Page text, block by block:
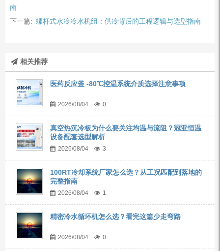
南
下一篇: 螺杆式水冷冷水机组：供冷背后的工程逻辑与选型指南
相关推荐
医药反应釜 -80℃控温系统介质选择注意事项
2026/08/04 0
真空热沉冷板为什么要关注均温与流阻？冠亚恒温
设备配套选型解析
2026/08/04 3
100RT冷却系统厂家怎么选？从工况匹配到落地的
完整指南
2026/08/04 1
精密冷水循环机怎么选？看完这篇少走弯路
2026/08/04 0